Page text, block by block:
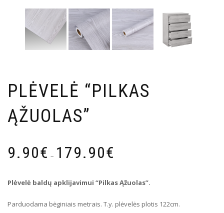
PLĖVELĖ “PILKAS
ĄŽUOLAS”
9.90€ – 179.90€
through
Plėvelė baldų apklijavimui “Pilkas Ąžuolas”.
Parduodama bėginiais metrais. T.y. plėvelės plotis 122cm.